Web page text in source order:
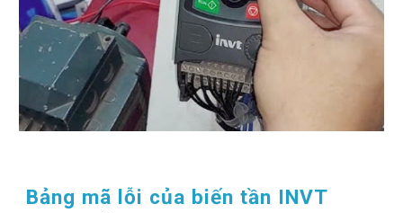
Bảng mã lỗi của biến tần INVT